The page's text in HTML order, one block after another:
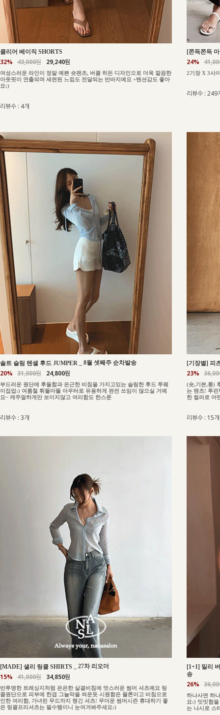
클리어 베이직 SHORTS
32% 43,000원 29,240원
여성스러운 라인이 정말 예쁜 숏팬츠, 버클 히든 디자인으로 더욱 깔끔한
아웃핏이 연출되며 세련된 느낌도 전달되는 반바지예요 +텐션감도 좋아
요:)
리뷰수 : 4개
[쫀득쫀득
24%
2기장 X 3사
리뷰수 : 249
솔트 슬림 텐셀 후드 JUMPER 8월 셋째주 순차발송
20% 31,000원 24,800원
부드러운 원단에 후들함과 은근한 비침을 가지고있는 슬림한 후드 투웨
이집업:) 여름철 휘뚤마뚤 아우터로 유용하게 완전 쓰임이 많으실 거예
요~ 캐주얼하게만 보이지않고 여리함도 한스푼
리뷰수 : 3개
[기장별] 피
23%
(숏,기본,롱)
는 팬츠! 투
한 컬러로 어
리뷰수 : 15개
[MADE] 샐리 링클 SHIRTS 27차 리오더
15% 41,000원 34,850원
반투명한 트레싱지처럼 은은한 살결비침에 멋스러운 썸머 셔츠예요 링
클원단으로 피부에 한겹 그늘막을 씌운듯 시원함은 물론이고 비침으로
인한 여리함, 가녀린 무드까지 챙긴 셔츠! 무더운 썸머시즌 휴대하기 좋
은 링클프리셔츠는 필수템이니 눈여겨봐주세요:)
[1+1] 밀리
송
26%
하나사면 하
요:) 밋밋함
는 나시로 스